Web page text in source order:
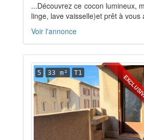
...Découvrez ce cocon lumineux,
linge, lave vaisselle)et prêt à vous
Voir l'annonce
5 33 m² T1